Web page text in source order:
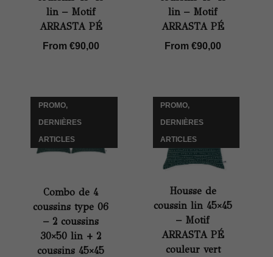
lin – Motif
ARRASTA PÉ
From €90,00
lin – Motif
ARRASTA PÉ
From €90,00
PROMO,
DERNIÈRES
ARTICLES
Combo de 4
coussins type 06
– 2 coussins
30×50 lin + 2
coussins 45×45
PROMO,
DERNIÈRES
ARTICLES
Housse de
coussin lin 45×45
– Motif
ARRASTA PÉ
couleur vert